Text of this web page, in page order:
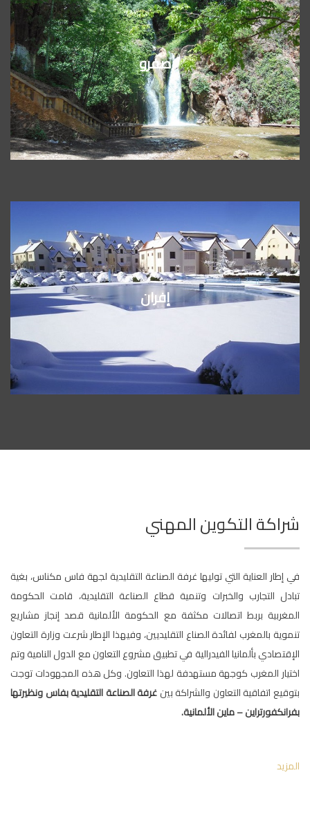
صفرو
إفران
شراكة التكوين المهني
في إطار العناية التي توليها غرفة الصناعة التقليدية لجهة فاس مكناس، بغية
تبادل التجارب والخبرات وتنمية قطاع الصناعة التقليدية، قامت الحكومة
المغربية بربط اتصالات مكثفة مع الحكومة الألمانية قصد إنجاز مشاريع
تنموية بالمغرب لفائدة الصناع التقليديين، وفيهذا الإطار شرعت وزارة التعاون
الإقتصادي بألمانيا الفيدرالية في تطبيق مشروع التعاون مع الدول النامية وتم
اختيار المغرب كوجهة مستهدفة لهذا التعاون. وكل هذه المجهودات توجت
بتوقيع اتفاقية التعاون والشراكة بينغرفة الصناعة التقليدية بفاس ونظيرتها
بفرانكفورتراين – ماين الألمانية.
المزيد